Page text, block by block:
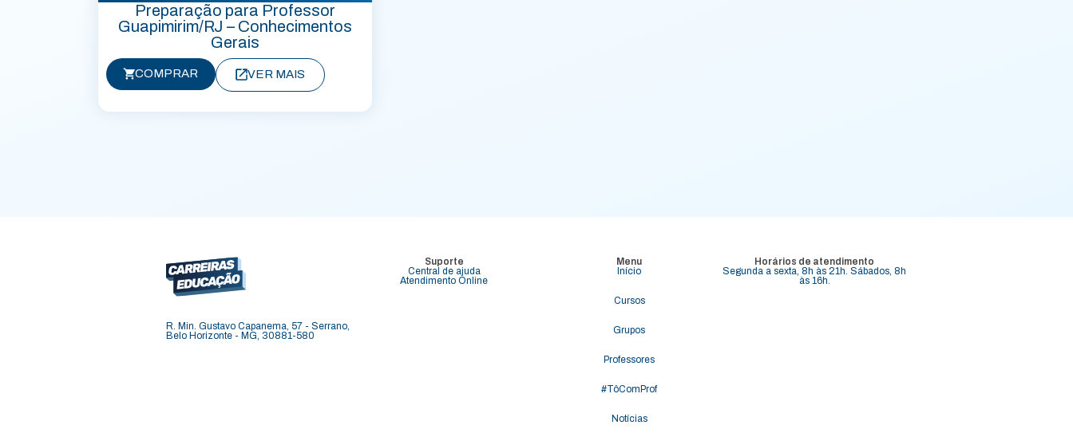
Preparação para Professor
Guapimirim/RJ – Conhecimentos
Gerais
COMPRAR VER MAIS
R. Min. Gustavo Capanema, 57 - Serrano,
Belo Horizonte - MG, 30881-580
Suporte
Central de ajuda
Atendimento Online
Menu
Início
Cursos
Grupos
Professores
#TôComProf
Notícias
Horários de atendimento
Segunda a sexta, 8h às 21h. Sábados, 8h
às 16h.